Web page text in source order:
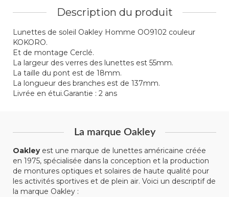
Description du produit
Lunettes de soleil Oakley Homme OO9102 couleur
KOKORO.
Et de montage Cerclé.
La largeur des verres des lunettes est 55mm.
La taille du pont est de 18mm.
La longueur des branches est de 137mm.
Livrée en étui.Garantie : 2 ans
La marque Oakley
Oakleyest une marque de lunettes américaine créée
en 1975, spécialisée dans la conception et la production
de montures optiques et solaires de haute qualité pour
les activités sportives et de plein air. Voici un descriptif de
la marque Oakley :